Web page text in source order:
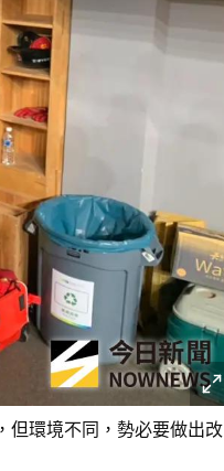
但環境不同，勢必要做出改